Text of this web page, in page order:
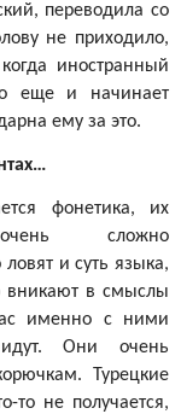
переводила со
не приходило,
иностранный
еще и начинает
ему за это.
фонетика, их
сложно
и суть языка,
вникают в смыслы
именно с ними
Они очень
Турецкие
то не получается,